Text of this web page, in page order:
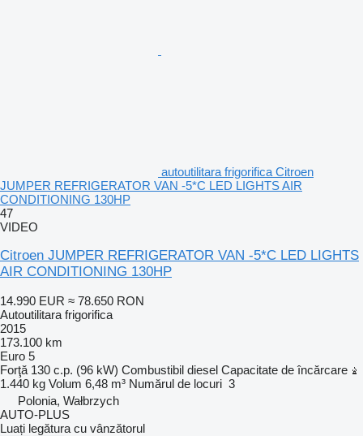
autoutilitara frigorifica Citroen
JUMPER REFRIGERATOR VAN -5*C LED LIGHTS AIR
CONDITIONING 130HP
47
VIDEO
Citroen JUMPER REFRIGERATOR VAN -5*C LED LIGHTS
AIR CONDITIONING 130HP
14.990 EUR ≈ 78.650 RON
Autoutilitara frigorifica
2015
173.100 km
Euro 5
Forţă 130 c.p. (96 kW) Combustibil diesel Capacitate de încărcare
1.440 kg Volum 6,48 m³ Numărul de locuri 3
Polonia, Wałbrzych
AUTO-PLUS
Luați legătura cu vânzătorul